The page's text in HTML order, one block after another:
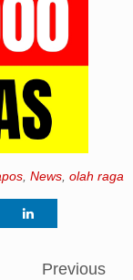
News olah raga
Previous